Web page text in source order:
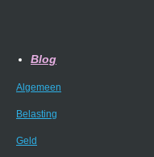
Blog
Algemeen
Belasting
Geld